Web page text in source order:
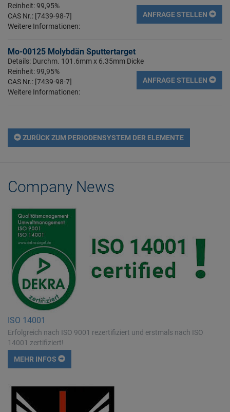
Reinheit: 99,95%
CAS Nr.: [7439-98-7]
Weitere Informationen:
ANFRAGE STELLEN
Mo-00125 Molybdän Sputtertarget
Details: Durchm. 101.6mm x 6.35mm Dicke
Reinheit: 99,95%
CAS Nr.: [7439-98-7]
Weitere Informationen:
ANFRAGE STELLEN
ZURÜCK ZUM PERIODENSYSTEM DER ELEMENTE
Company News
ISO 14001
Erfolgreich nach ISO 9001 rezertifiziert und erstmals nach ISO
14001 zertifiziert!
MEHR INFOS